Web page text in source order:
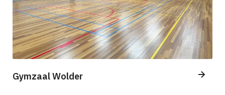
Gymzaal Wolder